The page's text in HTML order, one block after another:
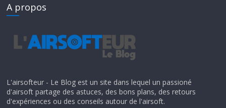
o
o
k
g
er
A propos
L'airsofteur - Le Blog est un site dans lequel un passioné
d'airsoft partage des astuces, des bons plans, des retours
d'expériences ou des conseils autour de l'airsoft.